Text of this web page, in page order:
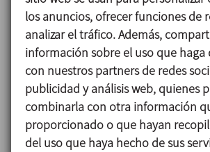
Los agitadores de turbina se
procesos de emulsión y
necesario trabajar a velocidades
eficaces en un rango amplio de
una gran efectividad de
montados en depósitos de
cónico.
los anuncios, ofrecer funciones de
analizar el tráfico. Además,
información sobre el uso que haga
con nuestros partners de redes
publicidad y análisis web, quienes
combinarla con otra información
proporcionado o que hayan
del uso que haya hecho de sus